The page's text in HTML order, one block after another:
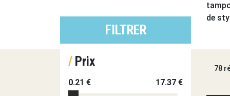
de
FILTRER
/ Prix
0.21 € 17.37 €
78